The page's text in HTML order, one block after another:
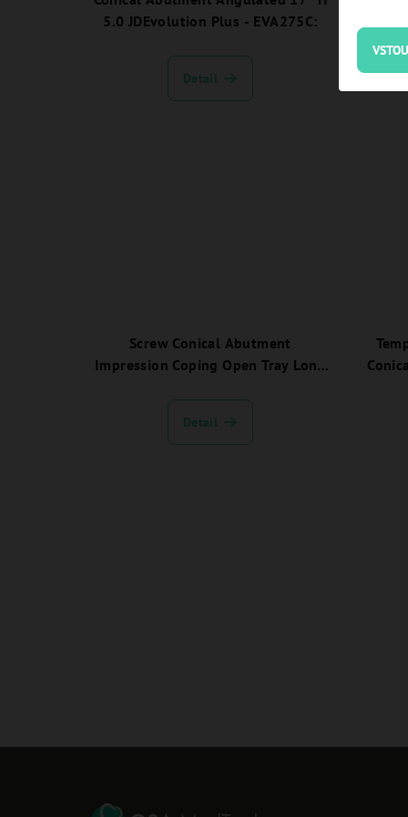
5.0 JDEvolution Plus - EVA275C:
Detail
Screw Conical Abutment
Impression Coping Open Tray Long
Detail